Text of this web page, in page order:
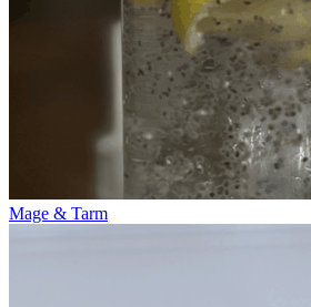
Mage & Tarm